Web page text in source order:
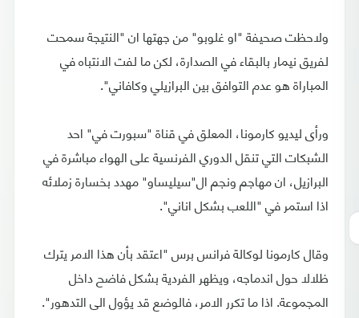
ولاحظت صحيفة "او غلوبو" من جهتها ان "النتيجة سمحت
لفريق نيمار بالبقاء في الصدارة، لكن ما لفت الانتباه في
المباراة هو عدم التوافق بين البرازيلي وكافاني".
ورأى ليديو كارمونا، المعلق في قناة "سبورت في" احد
الشبكات التي تنقل الدوري الفرنسية على الهواء مباشرة في
البرازيل، ان مهاجم ونجم ال"سيليساو" مهدد بخسارة زملائه
اذا استمر في "اللعب بشكل اناني".
وقال كارمونا لوكالة فرانس برس "اعتقد بأن هذا الامر يترك
ظلالا حول اندماجه، ويظهر الفردية بشكل فاضح داخل
المجموعة. اذا ما تكرر الامر، فالوضع قد يؤول الى التدهور".